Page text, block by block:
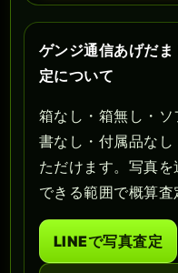
ゲンジ通信あげだ
定について
箱なし・箱無し・
書なし・付属品な
ただけます。写真
できる範囲で概算査
LINEで写真査定